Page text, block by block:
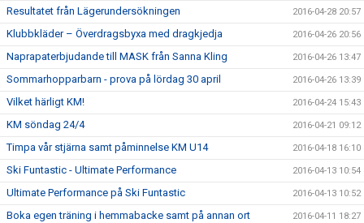
Resultatet från Lägerundersökningen 2016-04-28 20:57
Klubbkläder – Överdragsbyxa med dragkjedja 2016-04-26 20:56
Naprapaterbjudande till MASK från Sanna Kling 2016-04-26 13:47
Sommarhopparbarn - prova på lördag 30 april 2016-04-26 13:39
Vilket härligt KM! 2016-04-24 15:43
KM söndag 24/4 2016-04-21 09:12
Timpa vår stjärna samt påminnelse KM U14 2016-04-18 16:10
Ski Funtastic - Ultimate Performance 2016-04-13 10:54
Ultimate Performance på Ski Funtastic 2016-04-13 10:52
Boka egen träning i hemmabacke samt på annan ort 2016-04-11 18:27